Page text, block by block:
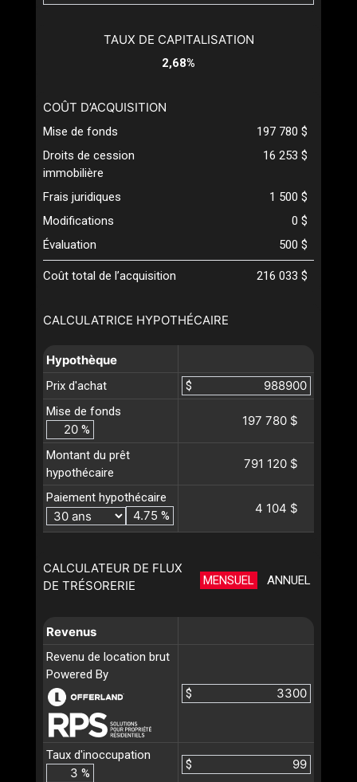
CALCULATRICE HYPOTHÉCAIRE
Hypothèque
Prix d'achat
$
Mise de fonds
%
197 780 $
Montant du prêt
hypothécaire
791 120 $
Paiement hypothécaire
%
4 104 $
CALCULATEUR DE FLUX
DE TRÉSORERIE
MENSUEL ANNUEL
Revenus
Revenu de location brut
Powered By
$
Taux d'inoccupation
%
$
TAUX DE CAPITALISATION
2,68%
COÛT D’ACQUISITION
Mise de fonds
197 780 $
Droits de cession
immobilière
16 253 $
Frais juridiques
1 500 $
Modifications
0 $
Évaluation
500 $
Coût total de l’acquisition 216 033 $